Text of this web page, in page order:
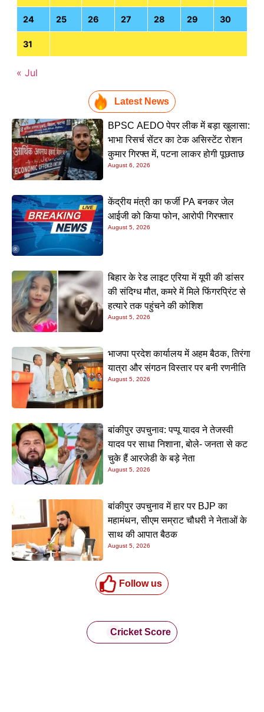
24 25 26 27 28 29 30
31
« Jul
Latest News
BPSC AEDO पेपर लीक में बड़ा खुलासा:
भाभा रिसर्च सेंटर का टेक असिस्टेंट रोशन
कुमार गिरफ्त में, पटना लाकर होगी पूछताछ
August 6, 2026
केंद्रीय मंत्री का फर्जी PA बनकर जेल
आईजी को किया फोन, आरोपी गिरफ्तार
August 5, 2026
बिहार के रेड लाइट एरिया में यूपी की डांसर
की संदिग्ध मौत, कमरे में मिले फिंगरप्रिंट से
हत्यारे तक पहुंचने की कोशिश
August 5, 2026
भाजपा प्रदेश कार्यालय में अहम बैठक, तिरंगा
यात्रा और संगठन विस्तार पर बनी रणनीति
August 5, 2026
बांकीपुर उपचुनाव: पप्पू यादव ने तेजस्वी
यादव पर साधा निशाना, बोले- जनता से कट
चुके हैं आरजेडी के बड़े नेता
August 5, 2026
बांकीपुर उपचुनाव में हार पर BJP का
महामंथन, सीएम सम्राट चौधरी ने नेताओं के
साथ की आपात बैठक
August 5, 2026
Follow us
Cricket Score